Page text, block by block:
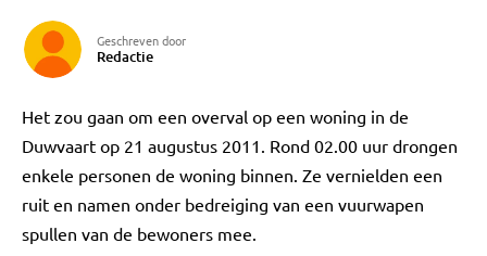
Geschreven door
Redactie
Het zou gaan om een overval op een woning in de
Duwvaart op 21 augustus 2011. Rond 02.00 uur drongen
enkele personen de woning binnen. Ze vernielden een
ruit en namen onder bedreiging van een vuurwapen
spullen van de bewoners mee.